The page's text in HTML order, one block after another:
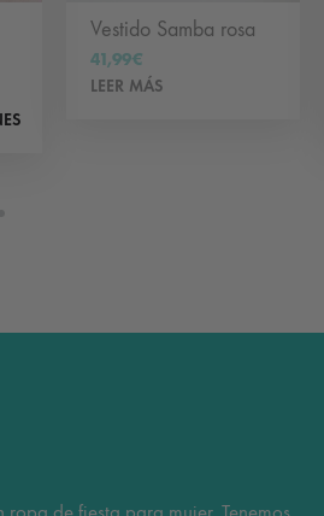
Vestido Samba rosa
41,99€
LEER MÁS